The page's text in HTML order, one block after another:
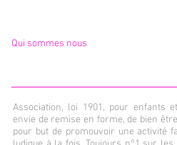
Qui sommes nous
Association, loi 1901, pour enfants
envie de remise en forme, de bien
pour but de promouvoir une activité